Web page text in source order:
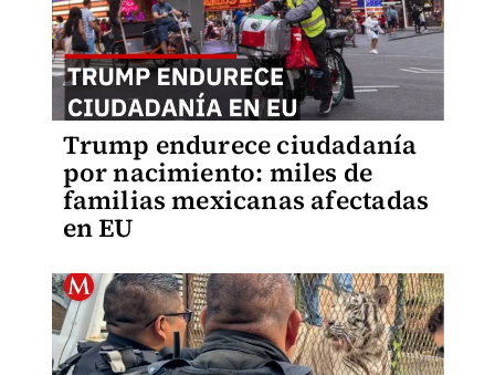
Trump endurece ciudadanía
por nacimiento: miles de
familias mexicanas afectadas
en EU